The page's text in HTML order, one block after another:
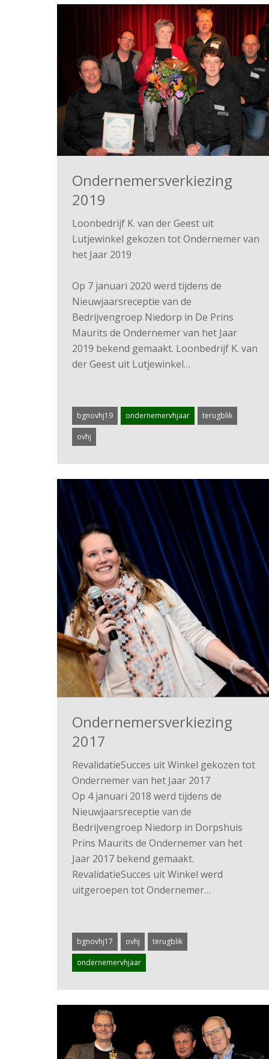
Ondernemersverkiezing
2019
Loonbedrijf K. van der Geest uit
Lutjewinkel gekozen tot Ondernemer van
het Jaar 2019
Op 7 januari 2020 werd tijdens de
Nieuwjaarsreceptie van de
Bedrijvengroep Niedorp in De Prins
Maurits de Ondernemer van het Jaar
2019 bekend gemaakt. Loonbedrijf K. van
der Geest uit Lutjewinkel…
bgnovhj19 ondernemervhjaar terugblik
ovhj
Ondernemersverkiezing
2017
RevalidatieSucces uit Winkel gekozen tot
Ondernemer van het Jaar 2017
Op 4 januari 2018 werd tijdens de
Nieuwjaarsreceptie van de
Bedrijvengroep Niedorp in Dorpshuis
Prins Maurits de Ondernemer van het
Jaar 2017 bekend gemaakt.
RevalidatieSucces uit Winkel werd
uitgeroepen tot Ondernemer…
bgnovhj17 ovhj terugblik
ondernemervhjaar